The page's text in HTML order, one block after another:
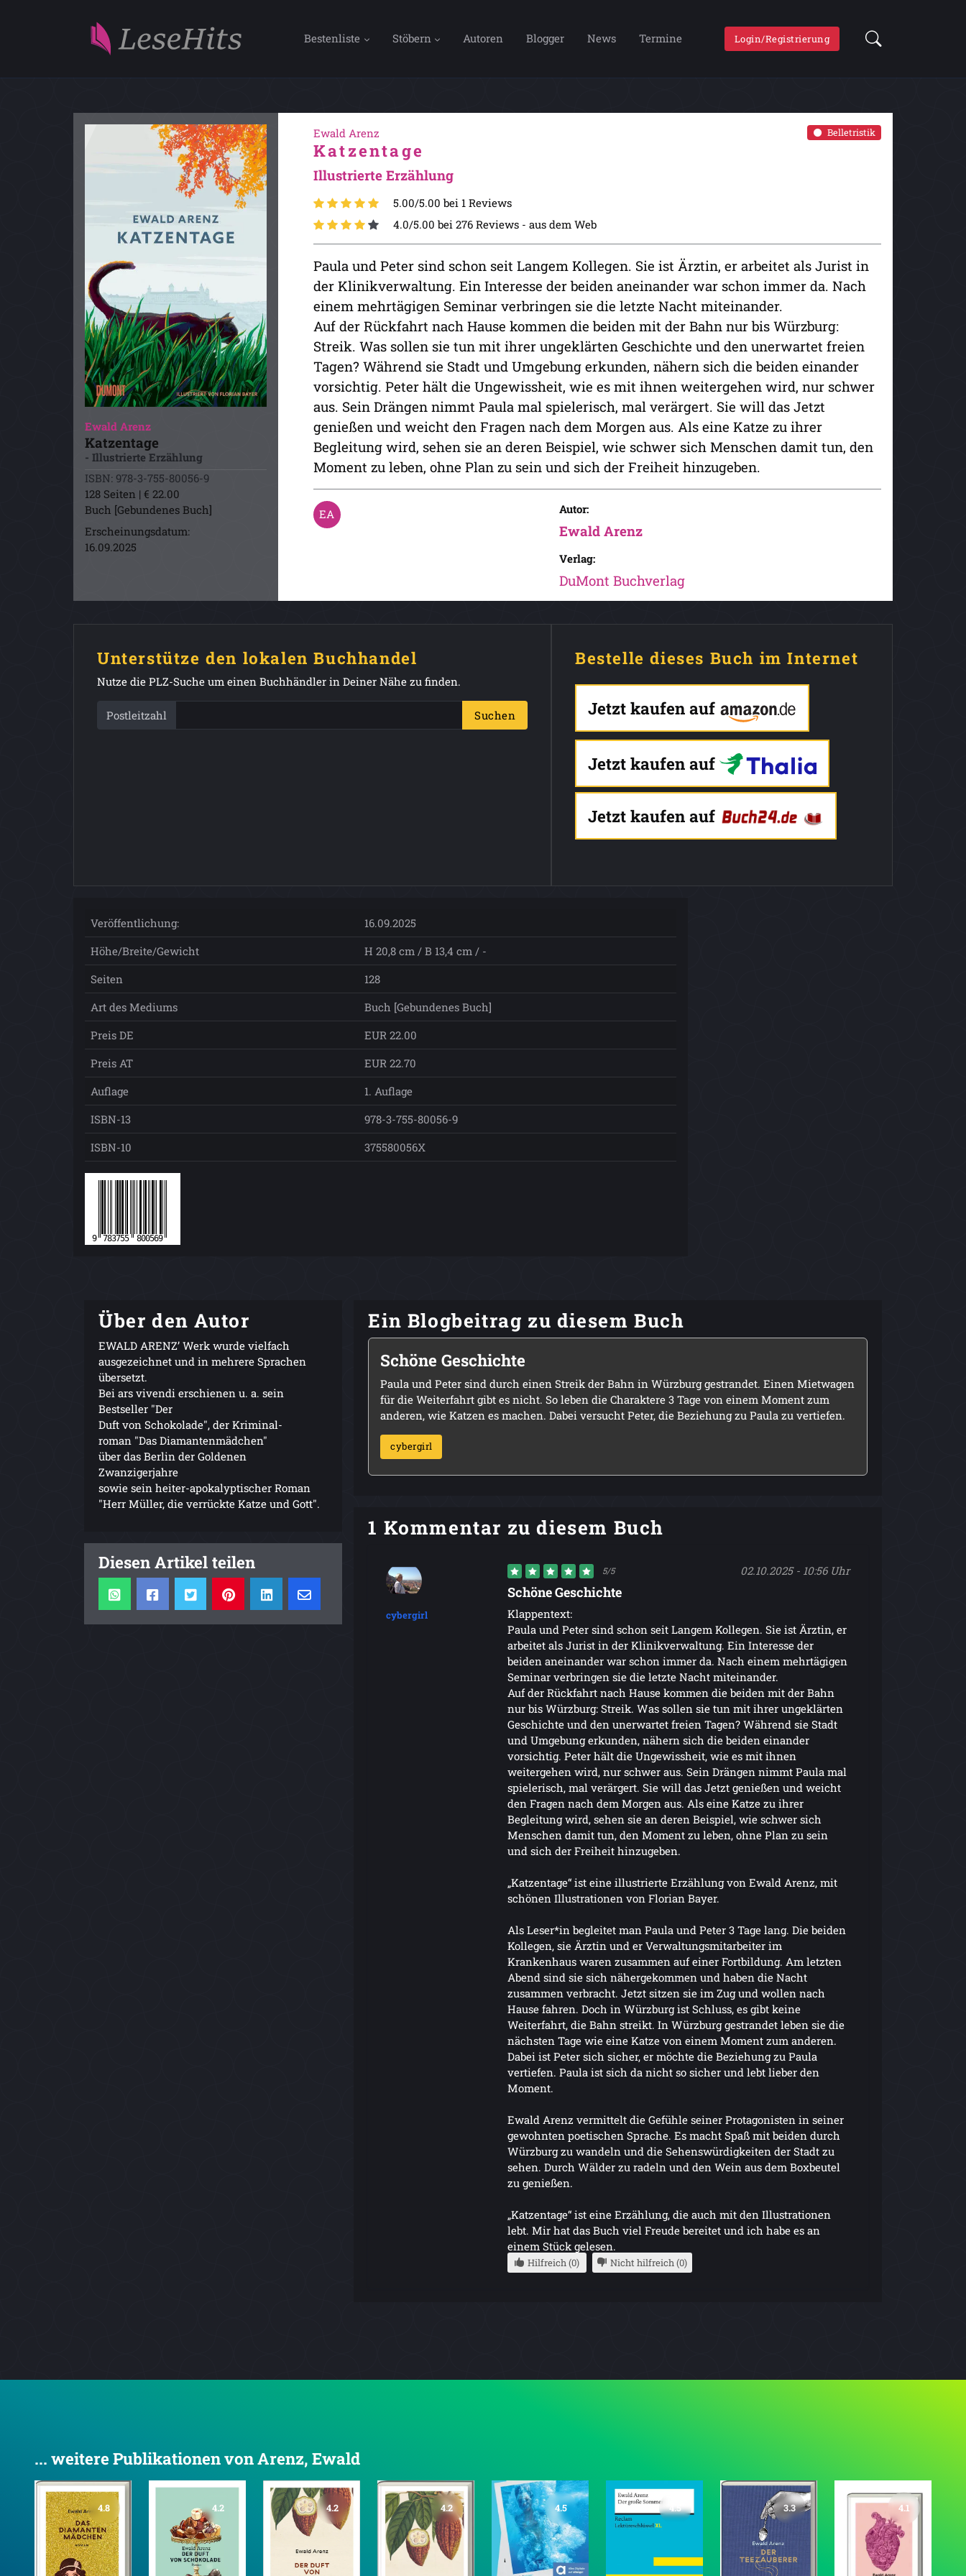
Bestenliste Stöbern Autoren Blogger News Termine Login/Registrierung
Ewald Arenz
Katzentage
- Illustrierte Erzählung
ISBN: 978-3-755-80056-9
128 Seiten | € 22.00
Buch [Gebundenes Buch]
Erscheinungsdatum:
16.09.2025
Belletristik
Ewald Arenz
Katzentage
Illustrierte Erzählung
5.00/5.00 bei 1 Reviews
4.0/5.00 bei 276 Reviews - aus dem Web
Paula und Peter sind schon seit Langem Kollegen. Sie ist Ärztin, er arbeitet als Jurist in
der Klinikverwaltung. Ein Interesse der beiden aneinander war schon immer da. Nach
einem mehrtägigen Seminar verbringen sie die letzte Nacht miteinander.
Auf der Rückfahrt nach Hause kommen die beiden mit der Bahn nur bis Würzburg:
Streik. Was sollen sie tun mit ihrer ungeklärten Geschichte und den unerwartet freien
Tagen? Während sie Stadt und Umgebung erkunden, nähern sich die beiden einander
vorsichtig. Peter hält die Ungewissheit, wie es mit ihnen weitergehen wird, nur schwer
aus. Sein Drängen nimmt Paula mal spielerisch, mal verärgert. Sie will das Jetzt
genießen und weicht den Fragen nach dem Morgen aus. Als eine Katze zu ihrer
Begleitung wird, sehen sie an deren Beispiel, wie schwer sich Menschen damit tun, den
Moment zu leben, ohne Plan zu sein und sich der Freiheit hinzugeben.
Autor:
Ewald Arenz
Verlag:
DuMont Buchverlag
Unterstütze den lokalen Buchhandel
Nutze die PLZ-Suche um einen Buchhändler in Deiner Nähe zu finden.
Postleitzahl Suchen
Bestelle dieses Buch im Internet
Jetzt kaufen auf
Jetzt kaufen auf
Jetzt kaufen auf
Veröffentlichung:
16.09.2025
Höhe/Breite/Gewicht
H 20,8 cm / B 13,4 cm / -
Seiten
128
Art des Mediums
Buch [Gebundenes Buch]
Preis DE
EUR 22.00
Preis AT
EUR 22.70
Auflage
1. Auflage
ISBN-13
978-3-755-80056-9
ISBN-10
375580056X
Über den Autor
EWALD ARENZ’ Werk wurde vielfach
ausgezeichnet und in mehrere Sprachen
übersetzt.
Bei ars vivendi erschienen u. a. sein
Bestseller "Der
Duft von Schokolade", der Kriminal-
roman "Das Diamantenmädchen"
über das Berlin der Goldenen
Zwanzigerjahre
sowie sein heiter-apokalyptischer Roman
"Herr Müller, die verrückte Katze und Gott".
Diesen Artikel teilen
Ein Blogbeitrag zu diesem Buch
Schöne Geschichte
Paula und Peter sind durch einen Streik der Bahn in Würzburg gestrandet. Einen Mietwagen
für die Weiterfahrt gibt es nicht. So leben die Charaktere 3 Tage von einem Moment zum
anderen, wie Katzen es machen. Dabei versucht Peter, die Beziehung zu Paula zu vertiefen.
cybergirl
1 Kommentar zu diesem Buch
cybergirl
5/5 02.10.2025 - 10:56 Uhr
Schöne Geschichte
Klappentext:
Paula und Peter sind schon seit Langem Kollegen. Sie ist Ärztin, er
arbeitet als Jurist in der Klinikverwaltung. Ein Interesse der
beiden aneinander war schon immer da. Nach einem mehrtägigen
Seminar verbringen sie die letzte Nacht miteinander.
Auf der Rückfahrt nach Hause kommen die beiden mit der Bahn
nur bis Würzburg: Streik. Was sollen sie tun mit ihrer ungeklärten
Geschichte und den unerwartet freien Tagen? Während sie Stadt
und Umgebung erkunden, nähern sich die beiden einander
vorsichtig. Peter hält die Ungewissheit, wie es mit ihnen
weitergehen wird, nur schwer aus. Sein Drängen nimmt Paula mal
spielerisch, mal verärgert. Sie will das Jetzt genießen und weicht
den Fragen nach dem Morgen aus. Als eine Katze zu ihrer
Begleitung wird, sehen sie an deren Beispiel, wie schwer sich
Menschen damit tun, den Moment zu leben, ohne Plan zu sein
und sich der Freiheit hinzugeben.
„Katzentage“ ist eine illustrierte Erzählung von Ewald Arenz, mit
schönen Illustrationen von Florian Bayer.
Als Leser*in begleitet man Paula und Peter 3 Tage lang. Die beiden
Kollegen, sie Ärztin und er Verwaltungsmitarbeiter im
Krankenhaus waren zusammen auf einer Fortbildung. Am letzten
Abend sind sie sich nähergekommen und haben die Nacht
zusammen verbracht. Jetzt sitzen sie im Zug und wollen nach
Hause fahren. Doch in Würzburg ist Schluss, es gibt keine
Weiterfahrt, die Bahn streikt. In Würzburg gestrandet leben sie die
nächsten Tage wie eine Katze von einem Moment zum anderen.
Dabei ist Peter sich sicher, er möchte die Beziehung zu Paula
vertiefen. Paula ist sich da nicht so sicher und lebt lieber den
Moment.
Ewald Arenz vermittelt die Gefühle seiner Protagonisten in seiner
gewohnten poetischen Sprache. Es macht Spaß mit beiden durch
Würzburg zu wandeln und die Sehenswürdigkeiten der Stadt zu
sehen. Durch Wälder zu radeln und den Wein aus dem Boxbeutel
zu genießen.
„Katzentage“ ist eine Erzählung, die auch mit den Illustrationen
lebt. Mir hat das Buch viel Freude bereitet und ich habe es an
einem Stück gelesen.
Hilfreich (0) Nicht hilfreich (0)
... weitere Publikationen von Arenz, Ewald
4.8 4.2 4.2 4.2 4.5 4.5 3.3 4.1